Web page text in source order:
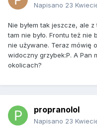
Napisano 23
Nie byłem tak jeszcze, ale
tam nie było. Frontu też nie
nie używane. Teraz mówię
widoczny grzybek:P. A Pan
okolicach?
propranolol
Napisano 23